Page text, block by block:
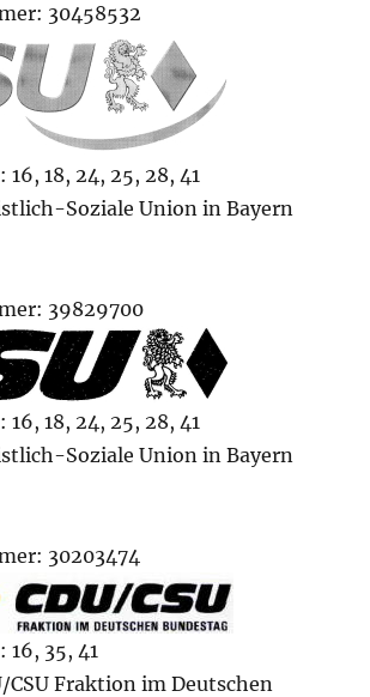
30458532
18, 24, 25, 28, 41
Soziale Union in Bayern
39829700
18, 24, 25, 28, 41
Soziale Union in Bayern
30203474
16, 35, 41
CSU Fraktion im Deutschen